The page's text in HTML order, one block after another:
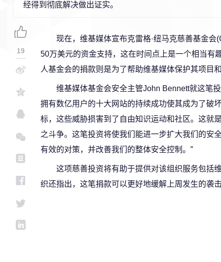
经得到彻底解决做出证实。
现在，维基媒体宣布克雷格·纽马克慈善基金
50万美元的资金支持，这在时间点上是一个相当有
人基金会的捐款则是为了帮助维基媒体保护其项目
维基媒体基金会安全主管John Bennett就这笔
拥有数亿用户的十大网站的持续成功使其成为了破
标，这些威胁损害到了自由知识运动和社区。这就
之斗争。这笔投资将使我们能进一步扩大我们的安
有效的对策，并改善我们的整体安全控制。”
这项慈善投资将有助于提供对该组织服务包括
织还指出，这笔捐款可以更好地缓解上周发生的袭
19